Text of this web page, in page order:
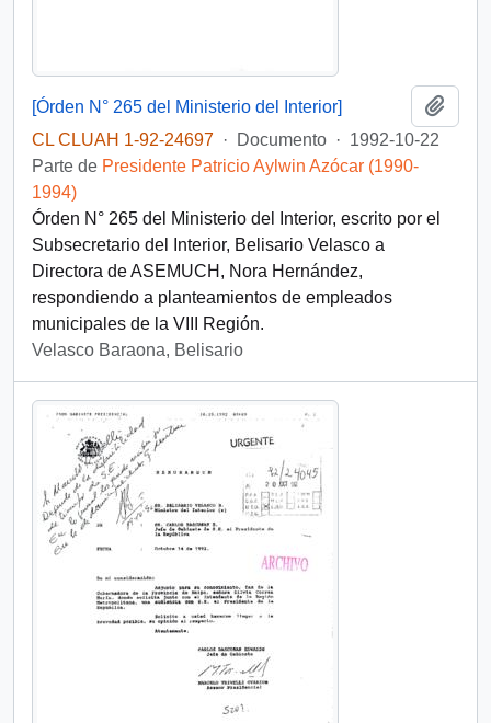
[Órden N° 265 del Ministerio del Interior]
CL CLUAH 1-92-24697 · Documento · 1992-10-22
Parte de Presidente Patricio Aylwin Azócar (1990-
1994)
Órden N° 265 del Ministerio del Interior, escrito por el
Subsecretario del Interior, Belisario Velasco a
Directora de ASEMUCH, Nora Hernández,
respondiendo a planteamientos de empleados
municipales de la VIII Región.
Velasco Baraona, Belisario